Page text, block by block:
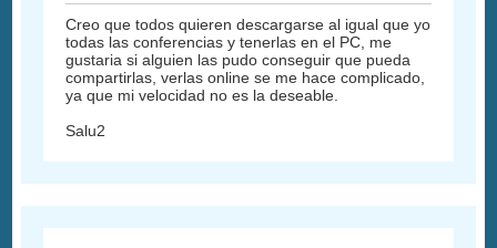
Creo que todos quieren descargarse al igual que yo
todas las conferencias y tenerlas en el PC, me
gustaria si alguien las pudo conseguir que pueda
compartirlas, verlas online se me hace complicado,
ya que mi velocidad no es la deseable.
Salu2